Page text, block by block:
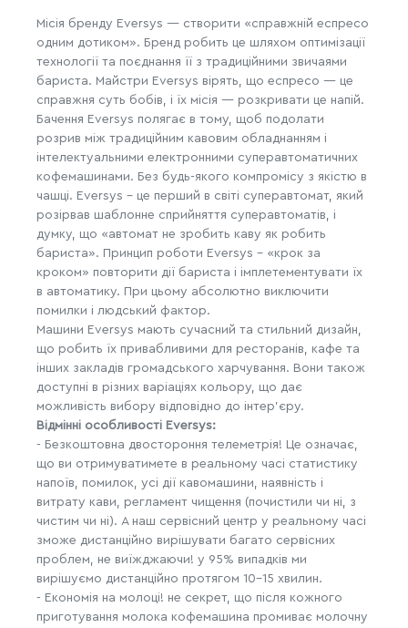
Місія бренду Eversys — створити «справжній еспресо
одним дотиком». Бренд робить це шляхом оптимізації
технології та поєднання її з традиційними звичаями
бариста. Майстри Eversys вірять, що еспресо — це
справжня суть бобів, і їх місія — розкривати це напій.
Бачення Eversys полягає в тому, щоб подолати
розрив між традиційним кавовим обладнанням і
інтелектуальними електронними суперавтоматичних
кофемашинами. Без будь-якого компромісу з якістю в
чашці. Eversys - це перший в світі суперавтомат, який
розірвав шаблонне сприйняття суперавтоматів, і
думку, що «автомат не зробить каву як робить
бариста». Принцип роботи Eversys - «крок за
кроком» повторити дії бариста і імплетементувати їх
в автоматику. При цьому абсолютно виключити
помилки і людський фактор.
Машини Eversys мають сучасний та стильний дизайн,
що робить їх привабливими для ресторанів, кафе та
інших закладів громадського харчування. Вони також
доступні в різних варіаціях кольору, що дає
можливість вибору відповідно до інтер'єру.
Відмінні особливості Eversys:
- Безкоштовна двостороння телеметрія! Це означає,
що ви отримуватимете в реальному часі статистику
напоїв, помилок, усі дії кавомашини, наявність і
витрату кави, регламент чищення (почистили чи ні, з
чистим чи ні). А наш сервісний центр у реальному часі
зможе дистанційно вирішувати багато сервісних
проблем, не виїжджаючи! у 95% випадків ми
вирішуємо дистанційно протягом 10-15 хвилин.
- Економія на молоці! не секрет, що після кожного
приготування молока кофемашина промиває молочну